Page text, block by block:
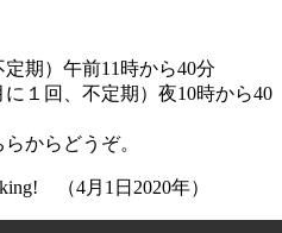
期）午前11時から40分
１回、不定期）夜10時から40
からどうぞ。
（4月1日2020年）